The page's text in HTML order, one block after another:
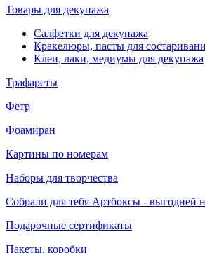
Товары для декупажа
Салфетки для декупажа
Кракелюры, пасты для
Клеи, лаки, медиумы для декупажа
Трафареты
Фетр
Фоамиран
Картины по номерам
Наборы для творчества
Собрали для тебя Артбоксы - выгодней
Подарочные сертификаты
Пакеты, коробки